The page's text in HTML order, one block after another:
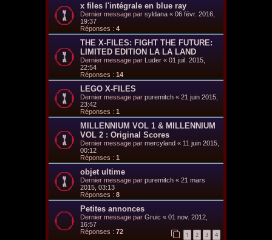
x files l'intégrale en blue ray
Dernier message par syldana « 06 févr. 2016,
19:37
Réponses : 4
THE X-FILES: FIGHT THE FUTURE:
LIMITED EDITION LA LA LAND
Dernier message par Luder « 01 juil. 2015,
22:54
Réponses : 14
LEGO X-FILES
Dernier message par puremitch « 21 juin 2015,
23:42
Réponses : 1
MILLENNIUM VOL 1 & MILLENNIUM
VOL 2 : Original Scores
Dernier message par mercyland « 11 juin 2015,
00:12
Réponses : 1
objet ultime
Dernier message par puremitch « 21 mars
2015, 03:13
Réponses : 8
Petites annonces
Dernier message par Gruic « 01 nov. 2012,
16:57
Réponses : 72 1 2 3 4